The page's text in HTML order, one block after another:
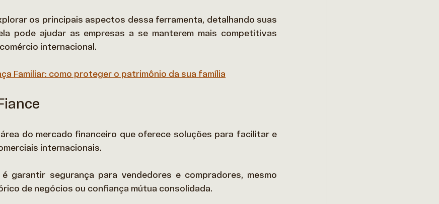
os principais aspectos dessa ferramenta, detalhando suas
pode ajudar as empresas a se manterem mais competitivas
internacional.
Familiar: como proteger o patrimônio da sua família
do mercado financeiro que oferece soluções para facilitar e
internacionais.
garantir segurança para vendedores e compradores, mesmo
de negócios ou confiança mútua consolidada.